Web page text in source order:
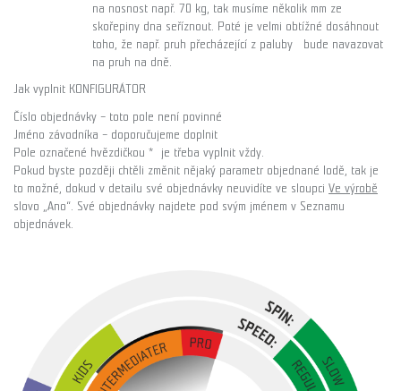
na nosnost např. 70 kg, tak musíme několik mm ze
skořepiny dna seříznout. Poté je velmi obtížné dosáhnout
toho, že např. pruh přecházející z paluby bude navazovat
na pruh na dně.
Jak vyplnit KONFIGURÁTOR
Číslo objednávky – toto pole není povinné
Jméno závodníka – doporučujeme doplnit
Pole označené hvězdičkou * je třeba vyplnit vždy.
Pokud byste později chtěli změnit nějaký parametr objednané lodě, tak je
to možné, dokud v detailu své objednávky neuvidíte ve sloupci Ve výrobě
slovo „Ano“. Své objednávky najdete pod svým jménem v Seznamu
objednávek.